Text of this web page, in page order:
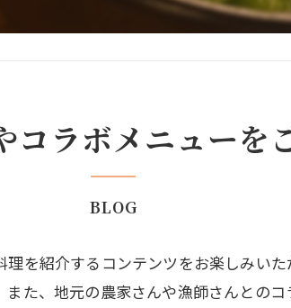
コラボメニューを
BLOG
を紹介するコンテンツをお楽しみい
た、地元の農家さんや漁師さんとの